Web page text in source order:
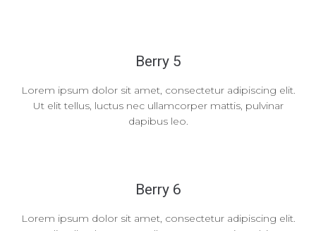
Berry 5
Lorem ipsum dolor sit amet, consectetur adipiscing elit.
Ut elit tellus, luctus nec ullamcorper mattis, pulvinar
dapibus leo.
Berry 6
Lorem ipsum dolor sit amet, consectetur adipiscing elit.